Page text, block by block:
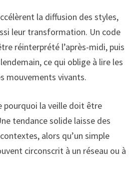
la diffusion des styles,
leur transformation. Un code
réinterprété l’après-midi, puis
ce qui oblige à lire les
mouvements vivants.
pourquoi la veille doit être
tendance solide laisse des
alors qu’un simple
circonscrit à un réseau ou à